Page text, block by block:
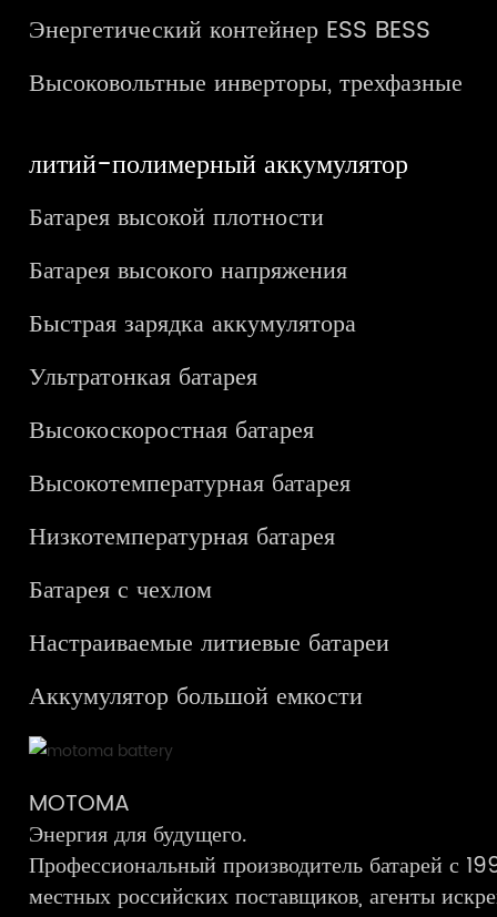
Энергетический контейнер ESS BESS
Высоковольтные инверторы, трехфазные
литий-полимерный аккумулятор
Батарея высокой плотности
Батарея высокого напряжения
Быстрая зарядка аккумулятора
Ультратонкая батарея
Высокоскоростная батарея
Высокотемпературная батарея
Низкотемпературная батарея
Батарея с чехлом
Настраиваемые литиевые батареи
Аккумулятор большой емкости
MOTOMA
Энергия для будущего.
Профессиональный производитель батарей с
местных российских поставщиков, агенты